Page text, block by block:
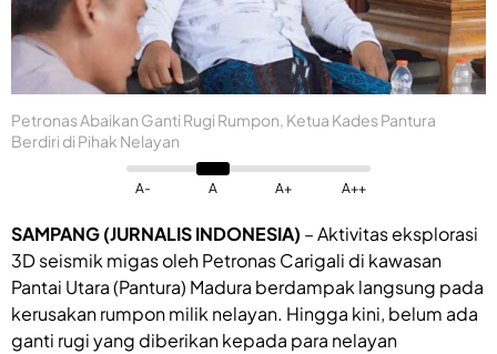
Petronas Abaikan Ganti Rugi Rumpon, Ketua Kades Pantura
Berdiri di Pihak Nelayan
A- A A+ A++
SAMPANG (JURNALIS INDONESIA) – Aktivitas eksplorasi
3D seismik migas oleh Petronas Carigali di kawasan
Pantai Utara (Pantura) Madura berdampak langsung pada
kerusakan rumpon milik nelayan. Hingga kini, belum ada
ganti rugi yang diberikan kepada para nelayan